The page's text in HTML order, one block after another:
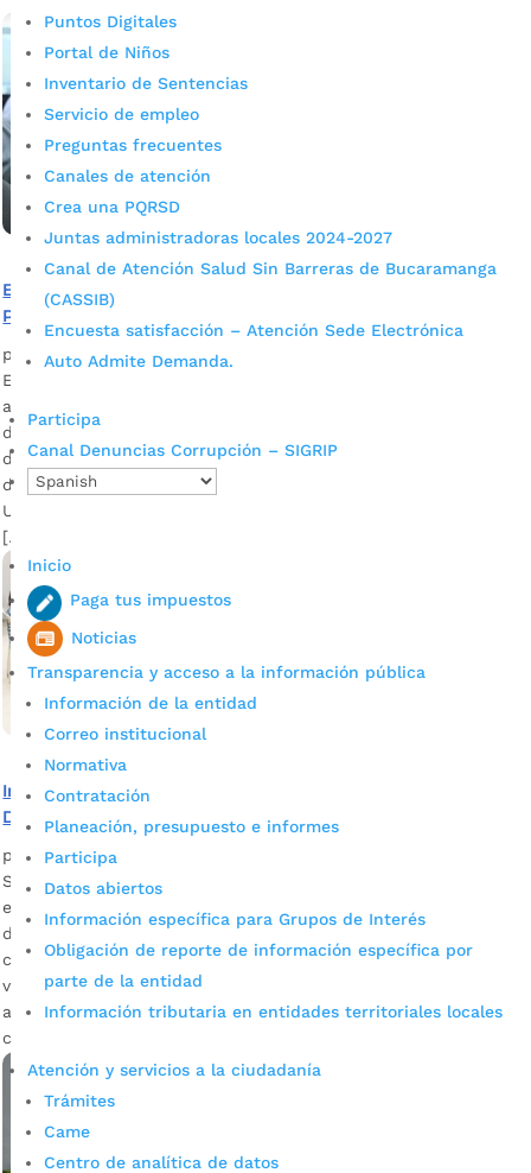
Puntos Digitales
Portal de Niños
Inventario de Sentencias
Servicio de empleo
Preguntas frecuentes
Canales de atención
Crea una PQRSD
Juntas administradoras locales 2024-2027
Canal de Atención Salud Sin Barreras de Bucaramanga
(CASSIB)
Encuesta satisfacción – Atención Sede Electrónica
Auto Admite Demanda.
Participa
Canal Denuncias Corrupción – SIGRIP
Inicio
Paga tus impuestos
Noticias
Transparencia y acceso a la información pública
Información de la entidad
Correo institucional
Normativa
Contratación
Planeación, presupuesto e informes
Participa
Datos abiertos
Información específica para Grupos de Interés
Obligación de reporte de información específica por
parte de la entidad
Información tributaria en entidades territoriales locales
Atención y servicios a la ciudadanía
Trámites
Came
Centro de analítica de datos
El 10 de marzo se pone al servicio el Centro del
Pensamiento para la Cuarta Revolución Industrial
por Alcaldía de Bucaramanga
Este sitio permite afianzar las destrezas digitales y acceder
al intercambio de experiencias para llevar a cabo una idea
de negocio TIC. Edson Andrés Gómez Cárdenas, asesor TIC
de la Alcaldía de Bucaramanga Descargar audio La Alcaldía
de Bucaramanga y las Unidades Tecnológicas de Santander,
UTS, reabrirán este martes 10 de marzo el antiguo ViveLab,
[…]
Inscribirse en las capacitaciones que ofrecen los Puntos
Digitales de Bucaramanga
por Alcaldía de Bucaramanga
Son certificados por el SENA y facilitan el comienzo de un
emprendimiento. Regresan nuevamente los cursos y talleres
de formación a los ocho (8) Puntos Digitales ubicados en la
ciudad para el servicio y el emprendimiento de población
vulnerable. Durante los últimos cuatro años, fueron
atendidas 350 mil personas de escaso recursos y además
certificadas […]